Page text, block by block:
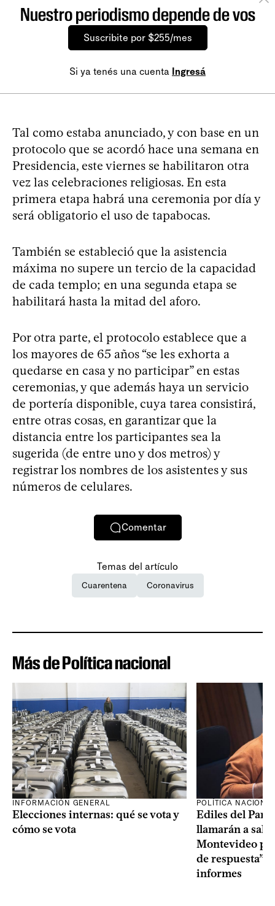
Nuestro periodismo depende de vos
Suscribite por $255/mes
Si ya tenés una cuenta Ingresá
Tal como estaba anunciado, y con base en un
protocolo que se acordó hace una semana en
Presidencia, este viernes se habilitaron otra
vez las celebraciones religiosas. En esta
primera etapa habrá una ceremonia por día y
será obligatorio el uso de tapabocas.
También se estableció que la asistencia
máxima no supere un tercio de la capacidad
de cada templo; en una segunda etapa se
habilitará hasta la mitad del aforo.
Por otra parte, el protocolo establece que a
los mayores de 65 años “se les exhorta a
quedarse en casa y no participar” en estas
ceremonias, y que además haya un servicio
de portería disponible, cuya tarea consistirá,
entre otras cosas, en garantizar que la
distancia entre los participantes sea la
sugerida (de entre uno y dos metros) y
registrar los nombres de los asistentes y sus
números de celulares.
Comentar
Temas del artículo
Cuarentena Coronavirus
Más de Política nacional
INFORMACIÓN GENERAL
Elecciones internas: qué se vota y
cómo se vota
POLÍTICA
Ediles del
llamarán a sala
Montevideo
de respuesta”
informes